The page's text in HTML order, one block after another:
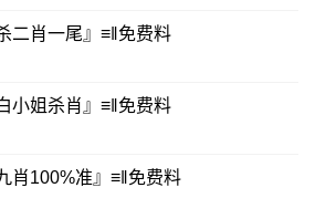
二肖一尾』≡‖免费料
小姐杀肖』≡‖免费料
肖100%准』≡‖免费料